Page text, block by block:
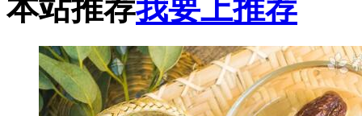
本站推荐我要上推荐